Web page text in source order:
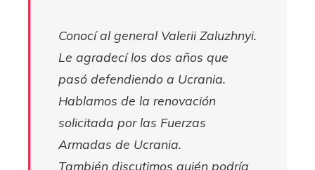
Conocí al general Valerii Zaluzhnyi.
Le agradecí los dos años que
pasó defendiendo a Ucrania.
Hablamos de la renovación
solicitada por las Fuerzas
Armadas de Ucrania.
También discutimos quién podría